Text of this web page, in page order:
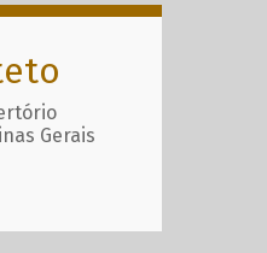
Gerais